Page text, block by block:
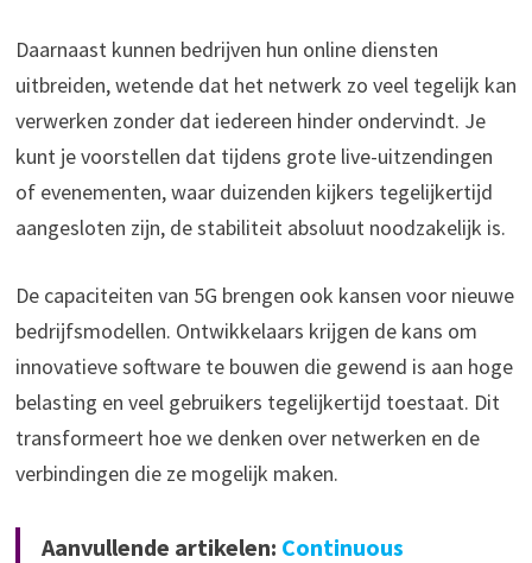
Daarnaast kunnen bedrijven hun online diensten
uitbreiden, wetende dat het netwerk zo veel tegelijk kan
verwerken zonder dat iedereen hinder ondervindt. Je
kunt je voorstellen dat tijdens grote live-uitzendingen
of evenementen, waar duizenden kijkers tegelijkertijd
aangesloten zijn, de stabiliteit absoluut noodzakelijk is.
De capaciteiten van 5G brengen ook kansen voor nieuwe
bedrijfsmodellen. Ontwikkelaars krijgen de kans om
innovatieve software te bouwen die gewend is aan hoge
belasting en veel gebruikers tegelijkertijd toestaat. Dit
transformeert hoe we denken over netwerken en de
verbindingen die ze mogelijk maken.
Aanvullende artikelen: Continuous